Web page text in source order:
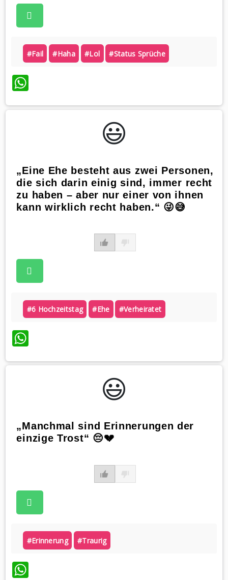
#fail #haha #lol #status Sprüche
WhatsApp
😃️
„Eine Ehe besteht aus zwei Personen,
die sich darin einig sind, immer recht
zu haben – aber nur einer von ihnen
kann wirklich recht haben.“ 😜😅
#6 Hochzeitstag #ehe #verheiratet
WhatsApp
😃️
„Manchmal sind Erinnerungen der
einzige Trost“ 😔💔
#erinnerung #traurig
WhatsApp